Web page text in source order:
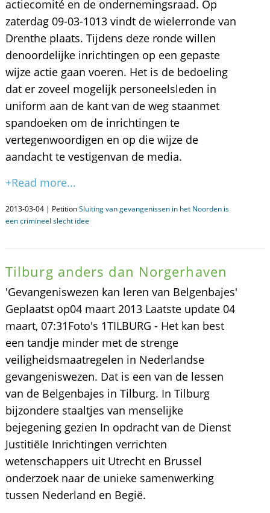
actiecomité en de ondernemingsraad. Op
zaterdag 09-03-1013 vindt de wielerronde van
Drenthe plaats. Tijdens deze ronde willen
denoordelijke inrichtingen op een gepaste
wijze actie gaan voeren. Het is de bedoeling
dat er zoveel mogelijk personeelsleden in
uniform aan de kant van de weg staanmet
spandoeken om de inrichtingen te
vertegenwoordigen en op die wijze de
aandacht te vestigenvan de media.
+Read more...
2013-03-04 | PetitionSluiting van gevangenissen in het Noorden is
een crimineel slecht idee
Tilburg anders dan Norgerhaven
'Gevangeniswezen kan leren van Belgenbajes'
Geplaatst op04 maart 2013 Laatste update 04
maart, 07:31Foto's 1TILBURG - Het kan best
een tandje minder met de strenge
veiligheidsmaatregelen in Nederlandse
gevangeniswezen. Dat is een van de lessen
van de Belgenbajes in Tilburg. In Tilburg
bijzondere staaltjes van menselijke
bejegening gezien In opdracht van de Dienst
Justitiële Inrichtingen verrichten
wetenschappers uit Utrecht en Brussel
onderzoek naar de unieke samenwerking
tussen Nederland en Begië.